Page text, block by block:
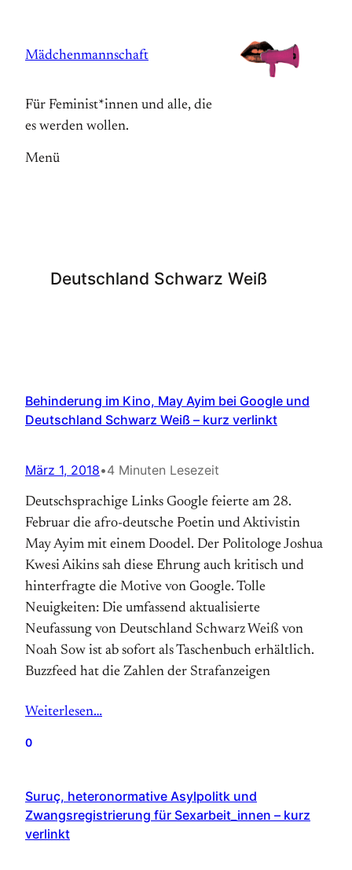
springen
Mädchenmannschaft
Für Feminist*innen und alle, die
es werden wollen.
Menü
Deutschland Schwarz Weiß
Behinderung im Kino, May Ayim bei Google und
Deutschland Schwarz Weiß – kurz verlinkt
März 1, 2018•4 Minuten Lesezeit
Deutschsprachige Links Google feierte am 28.
Februar die afro-deutsche Poetin und Aktivistin
May Ayim mit einem Doodel. Der Politologe Joshua
Kwesi Aikins sah diese Ehrung auch kritisch und
hinterfragte die Motive von Google. Tolle
Neuigkeiten: Die umfassend aktualisierte
Neufassung von Deutschland Schwarz Weiß von
Noah Sow ist ab sofort als Taschenbuch erhältlich.
Buzzfeed hat die Zahlen der Strafanzeigen
Weiterlesen…
0
Suruç, heteronormative Asylpolitk und
Zwangsregistrierung für Sexarbeit_innen – kurz
verlinkt